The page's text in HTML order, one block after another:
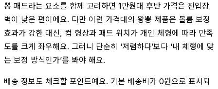
뽕 패드라는 요소를 함께 고려하면 1만원대 후반 가격은 진입장
벽이 낮은 편이에요. 다만 이런 가격대의 왕뽕 제품은 볼륨 보정
효과가 강한 대신, 컵 형상과 패드 위치가 개인 체형에 따라 만족
도를 크게 좌우해요. 그러니 단순히 ‘저렴하다’보다 ‘내 체형에 맞
는 보정 방식인가’를 봐야 해요.
배송 정보도 체크할 포인트예요. 기본 배송비가 0원으로 표시되